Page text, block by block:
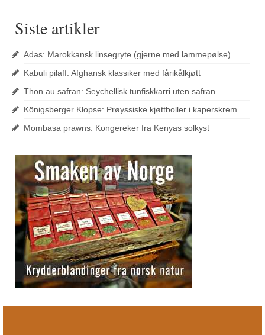
Siste artikler
Adas: Marokkansk linsegryte (gjerne med lammepølse)
Kabuli pilaff: Afghansk klassiker med fårikålkjøtt
Thon au safran: Seychellisk tunfiskkarri uten safran
Königsberger Klopse: Prøyssiske kjøttboller i kaperskrem
Mombasa prawns: Kongereker fra Kenyas solkyst